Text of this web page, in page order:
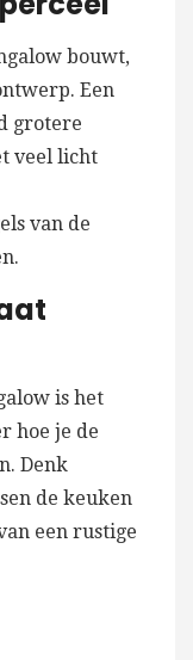
bouwt,
Een
grotere
veel licht
van de
is het
hoe je de
Denk
de keuken
een rustige